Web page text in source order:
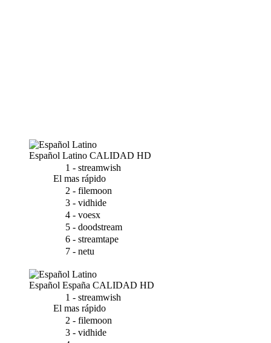
Español Latino CALIDAD HD
1 - streamwish
El mas rápido
2 - filemoon
3 - vidhide
4 - voesx
5 - doodstream
6 - streamtape
7 - netu
Español España CALIDAD HD
1 - streamwish
El mas rápido
2 - filemoon
3 - vidhide